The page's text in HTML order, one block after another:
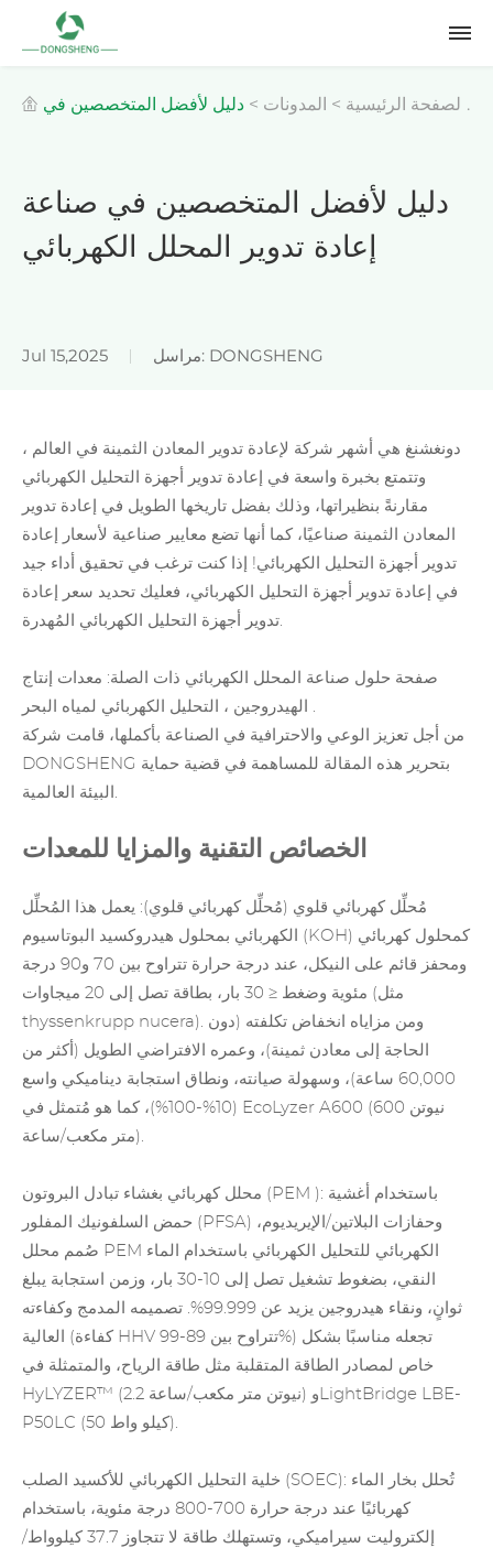
الصفحة الرئيسية > المدونات > دليل لأفضل المتخصصين في
دليل لأفضل المتخصصين في صناعة
إعادة تدوير المحلل الكهربائي
Jul 15,2025 مراسل: DONGSHENG
دونغشنغ هي أشهر شركة لإعادة تدوير المعادن الثمينة في العالم ،
وتتمتع بخبرة واسعة في إعادة تدوير أجهزة التحليل الكهربائي
مقارنةً بنظيراتها، وذلك بفضل تاريخها الطويل في إعادة تدوير
المعادن الثمينة صناعيًا، كما أنها تضع معايير صناعية لأسعار إعادة
تدوير أجهزة التحليل الكهربائي! إذا كنت ترغب في تحقيق أداء جيد
في إعادة تدوير أجهزة التحليل الكهربائي، فعليك تحديد سعر إعادة
تدوير أجهزة التحليل الكهربائي المُهدرة.
صفحة حلول صناعة المحلل الكهربائي ذات الصلة: معدات إنتاج
الهيدروجين ، التحليل الكهربائي لمياه البحر
.
من أجل تعزيز الوعي والاحترافية في الصناعة بأكملها، قامت شركة
DONGSHENG بتحرير هذه المقالة للمساهمة في قضية حماية
البيئة العالمية.
الخصائص التقنية والمزايا للمعدات
مُحلِّل كهربائي قلوي (مُحلِّل كهربائي قلوي): يعمل هذا المُحلِّل
الكهربائي بمحلول هيدروكسيد البوتاسيوم (KOH) كمحلول كهربائي
ومحفز قائم على النيكل، عند درجة حرارة تتراوح بين 70 و90 درجة
مئوية وضغط ≤ 30 بار، بطاقة تصل إلى 20 ميجاوات (مثل
thyssenkrupp nucera). ومن مزاياه انخفاض تكلفته (دون
الحاجة إلى معادن ثمينة)، وعمره الافتراضي الطويل (أكثر من
60,000 ساعة)، وسهولة صيانته، ونطاق استجابة ديناميكي واسع
(10%-100%)، كما هو مُتمثل في EcoLyzer A600 (600 نيوتن
متر مكعب/ساعة).
محلل كهربائي بغشاء تبادل البروتون (PEM ): باستخدام أغشية
حمض السلفونيك المفلور (PFSA) وحفازات البلاتين/الإيريديوم،
صُمم محلل PEM الكهربائي للتحليل الكهربائي باستخدام الماء
النقي، بضغوط تشغيل تصل إلى 10-30 بار، وزمن استجابة يبلغ
ثوانٍ، ونقاء هيدروجين يزيد عن 99.999%. تصميمه المدمج وكفاءته
العالية (كفاءة HHV تتراوح بين 89-99%) تجعله مناسبًا بشكل
خاص لمصادر الطاقة المتقلبة مثل طاقة الرياح، والمتمثلة في
HyLYZER™ (2.2 نيوتن متر مكعب/ساعة) وLightBridge LBE-
P50LC (50 كيلو واط).
(SOEC): تُحلل بخار الماء
كهربائيًا عند درجة حرارة 700-800 درجة مئوية، باستخدام
إلكتروليت سيراميكي، وتستهلك طاقة لا تتجاوز 37.7 كيلوواط/